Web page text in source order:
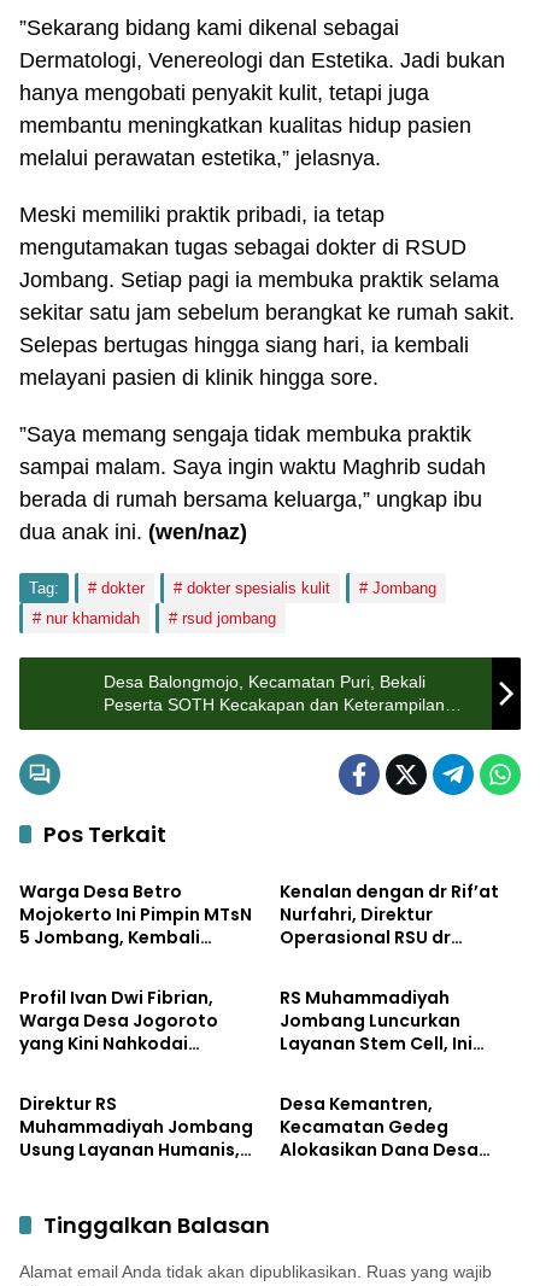
”Sekarang bidang kami dikenal sebagai
Dermatologi, Venereologi dan Estetika. Jadi bukan
hanya mengobati penyakit kulit, tetapi juga
membantu meningkatkan kualitas hidup pasien
melalui perawatan estetika,” jelasnya.
Meski memiliki praktik pribadi, ia tetap
mengutamakan tugas sebagai dokter di RSUD
Jombang. Setiap pagi ia membuka praktik selama
sekitar satu jam sebelum berangkat ke rumah sakit.
Selepas bertugas hingga siang hari, ia kembali
melayani pasien di klinik hingga sore.
”Saya memang sengaja tidak membuka praktik
sampai malam. Saya ingin waktu Maghrib sudah
berada di rumah bersama keluarga,” ungkap ibu
dua anak ini. (wen/naz)
Tag: dokter dokter spesialis kulit
Jombang
nur khamidah
rsud jombang
Desa Balongmojo, Kecamatan Puri, Bekali
Peserta SOTH Kecakapan dan Keterampilan
Pola Asuh Anak
Pos Terkait
Lifestyle
Warga Desa Betro
Mojokerto Ini Pimpin MTsN
5 Jombang, Kembali
Kenalan dengan dr Rif’at
Nurfahri, Direktur
Operasional RSU dr
Utamakan Pelayanan
Ilmiah
Lifestyle
Profil Ivan Dwi Fibrian,
Warga Desa Jogoroto
yang Kini Nahkodai
Seger Jombang
Lifestyle
RS Muhammadiyah
Jombang Luncurkan
Layanan Stem Cell, Ini
Lifestyle
Direktur RS
Muhammadiyah Jombang
Usung Layanan Humanis,
Lifestyle
Desa Kemantren,
Kecamatan Gedeg
Alokasikan Dana Desa
Tinggalkan Balasan
Alamat email Anda tidak akan dipublikasikan.
Ruas yang wajib